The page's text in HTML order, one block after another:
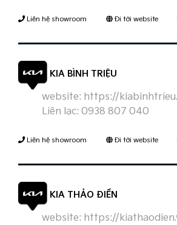
Liên hệ showroom Đi tới website
KIA BÌNH TRIỆU
website: https://
Liên lạc: 0938 807 040
Liên hệ showroom Đi tới website
KIA THẢO ĐIỀN
website: https://